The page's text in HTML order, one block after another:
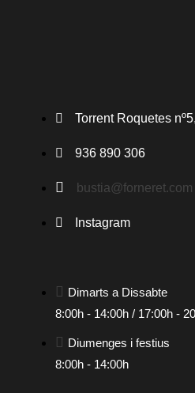
Torrent Roquetes
936 890 306
bustia@forneret.com
Instagram
Dimarts a Dissabte
8:00h - 14:00h / 17:00h -
Diumenges i festius
8:00h - 14:00h